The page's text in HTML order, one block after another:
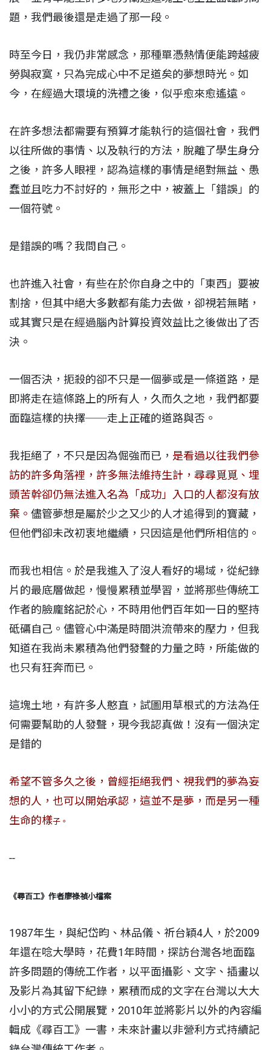
題，我們最後還是走過了那一段。
時至今日，我仍非常感念，那種單憑熱情便能跨越疲
勞與寂寞，只為完成心中不足道矣的夢想時光。如
今，在經過大環境的洗禮之後，似乎愈來愈遙遠。
在許多想法都需要有預算才能執行的這個社會，我們
以往所做的事情、以及執行的方法，脫離了學生身分
之後，許多人眼裡，認為這樣的事情是絕對無益、愚
蠢並且吃力不討好的，無形之中，被蓋上「錯誤」的
一個符號。
是錯誤的嗎？我問自己。
也許進入社會，有些在於你自身之中的「東西」要被
割捨，但其中絕大多數都有能力去做，卻視若無睹，
或其實只是在經過腦內計算投資效益比之後做出了否
決。
一個否決，扼殺的卻不只是一個夢或是一條道路，是
即將走在這條路上的所有人，久而久之地，我們都要
面臨這樣的抉擇──走上正確的道路與否。
我拒絕了，不只是因為倔強而已， 是看過以往我們參
訪的許多角落裡，許多無法維持生計，尋尋覓覓、埋
頭苦幹卻仍無法進入名為「成功」入口的人都沒有放
棄。 儘管夢想是屬於少之又少的人才追得到的寶藏，
但他們卻未改初衷地繼續，只因這是他們所相信的。
而我也相信。於是我進入了沒人看好的場域，從紀錄
片的最底層做起，慢慢累積並學習，並將那些傳統工
作者的臉龐銘記於心，不時用他們百年如一日的堅持
砥礪自己。儘管心中滿是時間洪流帶來的壓力，但我
知道在我尚未累積為他們發聲的力量之時，所能做的
也只有狂奔而已。
這塊土地，有許多人憨直，試圖用草根式的方法為任
何需要幫助的人發聲，現今我認真做！沒有一個決定
是錯的
希望不管多久之後，曾經拒絕我們、視我們的夢為妄
想的人，也可以開始承認，這並不是夢，而是另一種
生命的樣子。
--
《尋百工》作者廖祿禎小檔案
1987年生，與紀岱昀、林品儀、祈台穎4人，於2009
年還在唸大學時，花費1年時間，探訪台灣各地面臨
許多問題的傳統工作者，以平面攝影、文字、插畫以
及影片為其留下紀錄，累積而成的文字在台灣以大大
小小的方式公開展覽，2010年並將影片以外的內容編
輯成《尋百工》一書，未來計畫以非營利方式持續記